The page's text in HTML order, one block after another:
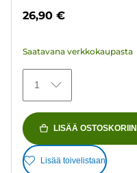
154
26,90 €
Saatavana verkkokaupasta
1
LISÄÄ OSTOSKORIIN
Lisää toivelistaan